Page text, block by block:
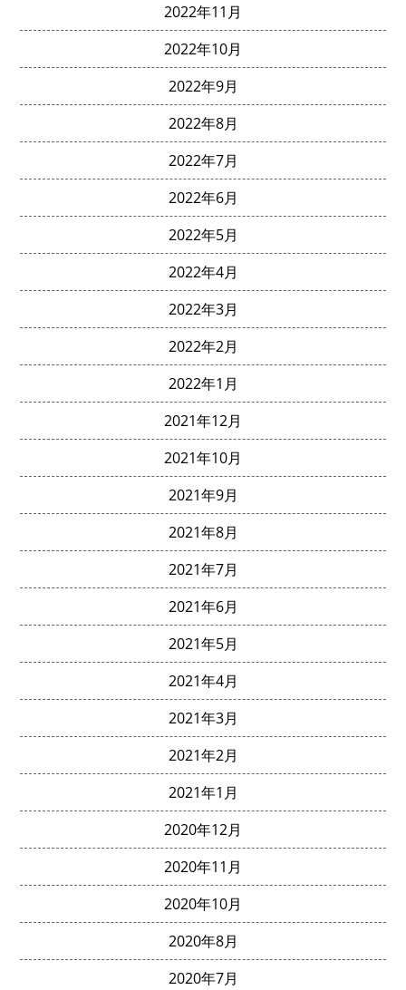
2022年11月
2022年10月
2022年9月
2022年8月
2022年7月
2022年6月
2022年5月
2022年4月
2022年3月
2022年2月
2022年1月
2021年12月
2021年10月
2021年9月
2021年8月
2021年7月
2021年6月
2021年5月
2021年4月
2021年3月
2021年2月
2021年1月
2020年12月
2020年11月
2020年10月
2020年8月
2020年7月